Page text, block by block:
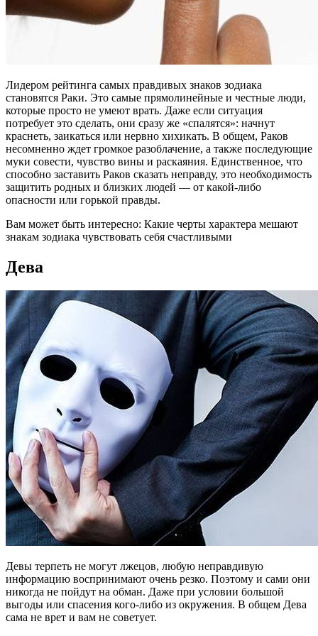
Лидером рейтинга самых правдивых знаков зодиака
становятся Раки. Это самые прямолинейные и честные люди,
которые просто не умеют врать. Даже если ситуация
потребует это сделать, они сразу же «спалятся»: начнут
краснеть, заикаться или нервно хихикать. В общем, Раков
несомненно ждет громкое разоблачение, а также последующие
муки совести, чувство вины и раскаяния. Единственное, что
способно заставить Раков сказать неправду, это необходимость
защитить родных и близких людей — от какой-либо
опасности или горькой правды.
Вам может быть интересно: Какие черты характера мешают
знакам зодиака чувствовать себя счастливыми
Дева
Девы терпеть не могут лжецов, любую неправдивую
информацию воспринимают очень резко. Поэтому и сами они
никогда не пойдут на обман. Даже при условии большой
выгоды или спасения кого-либо из окружения. В общем Дева
сама не врет и вам не советует.